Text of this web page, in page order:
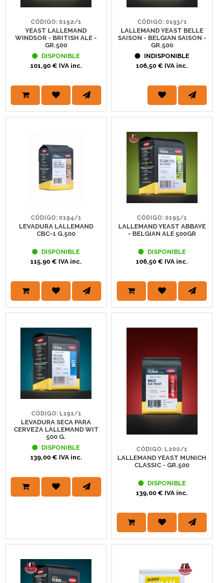
CÓDIGO: 0192/1
YEAST LALLEMAND
WINDSOR - BRITISH ALE -
GR.500
DISPONIBLE
101,90 € IVA inc.
CÓDIGO: 0193/1
LALLEMAND YEAST BELLE
SAISON - BELGIAN SAISON -
GR.500
INDISPONIBLE
106,50 € IVA inc.
CÓDIGO: 0194/1
LEVADURA LALLEMAND
CBC-1 G.500
DISPONIBLE
115,90 € IVA inc.
CÓDIGO: 0195/1
LALLEMAND YEAST ABBAYE
- BELGIAN ALE 500GR
DISPONIBLE
106,50 € IVA inc.
CÓDIGO: L191/1
LEVADURA SECA PARA
CERVEZA LALLEMAND WIT
500 G.
DISPONIBLE
139,00 € IVA inc.
CÓDIGO: L200/1
LALLEMAND YEAST MUNICH
CLASSIC - GR.500
DISPONIBLE
139,00 € IVA inc.